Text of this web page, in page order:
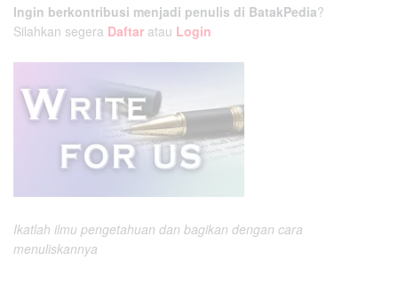
Ingin berkontribusi menjadi penulis di BatakPedia?
Silahkan segera Daftar atau Login
Ikatlah ilmu pengetahuan dan bagikan dengan cara
menuliskannya